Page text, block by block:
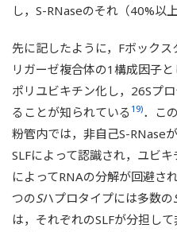
し，S-RNaseのそれ（40%以
先に記したように，Fボック
リガーゼ複合体の1構成因子
ポリユビキチン化し，26Sプ
ることが知られている 19)．こ
粉管内では，非自己S-RNase
SLFによって認識され，ユビ
によってRNAの分解が回避さ
つのSハプロタイプには多数の
は，それぞれのSLFが分担し